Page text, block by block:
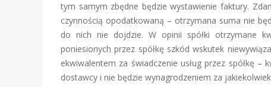
tym samym zbędne będzie wystawienie faktury.
czynnością opodatkowaną – otrzymana suma nie
do nich nie dojdzie. W opinii spółki otrzymane
poniesionych przez spółkę szkód wskutek
ekwiwalentem za świadczenie usług przez spółkę
dostawcy i nie będzie wynagrodzeniem za